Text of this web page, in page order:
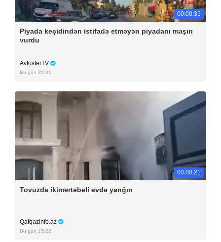
00:00:35
Piyada keçidindən istifadə etməyən piyadanı maşın
vurdu
AvtosferTV
Bu gün 21:01
00:00:21
Tovuzda ikimərtəbəli evdə yanğın
Qafqazinfo.az
Bu gün 15:22